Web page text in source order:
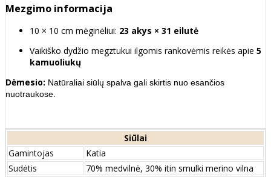
Mezgimo informacija
10 × 10 cm mėginėliui: 23 akys × 31 eilutė
Vaikiško dydžio megztukui ilgomis rankovėmis reikės apie 5
kamuoliukų
Dėmesio: Natūraliai siūlų spalva gali skirtis nuo esančios
nuotraukose.
Siūlai
Gamintojas
Katia
Sudėtis
70% medvilnė, 30% itin smulki merino vilna